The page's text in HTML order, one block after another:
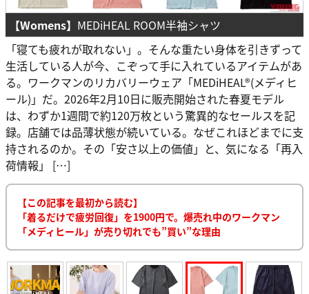
【Womens】 MEDiHEAL ROOM半袖シャツ
「寝ても疲れが取れない」。そんな重たい身体を引きずって
生活している人が今、こぞって手に入れているアイテムがあ
る。ワークマンのリカバリーウェア「MEDiHEAL®(メディヒ
ール)」だ。2026年2月10日に販売開始された春夏モデル
は、わずか1週間で約120万枚という驚異的なセールスを記
録。店舗では品薄状態が続いている。なぜこれほどまでに支
持されるのか。その「安さ以上の価値」と、気になる「再入
荷情報」 […]
【この記事を最初から読む】
「着るだけで疲労回復」を1900円で。爆売れ中のワークマン
「メディヒール」が売り切れでも”買い”な理由